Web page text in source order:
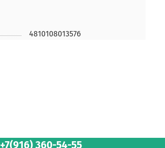
4810108013576
+7(916) 360-54-55